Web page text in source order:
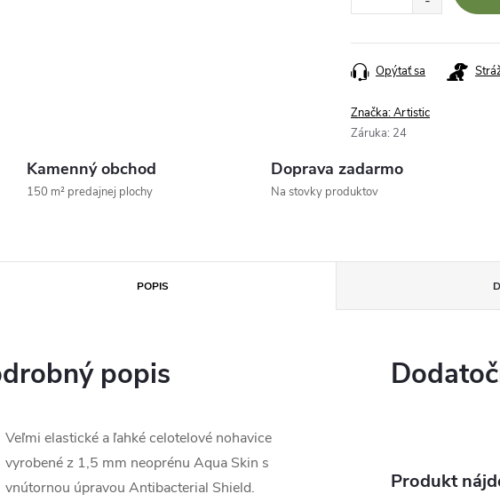
Opýtať sa
Značka:Artistic
Záruka: 24
Kamenný obchod
150 m² predajnej plochy
Doprava zadarmo
Na stovky produktov
POPIS
popis
Veľmi elastické a ľahké celotelové nohavice
vyrobené z 1,5 mm neoprénu Aqua Skin s
vnútornou úpravou Antibacterial Shield.
Produkt